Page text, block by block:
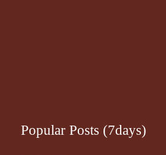
Popular Posts (7days)